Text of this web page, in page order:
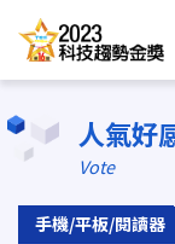
主題內容
採購評測基地
人氣好感決選
人氣好
Vote
手機/平板/閱讀器